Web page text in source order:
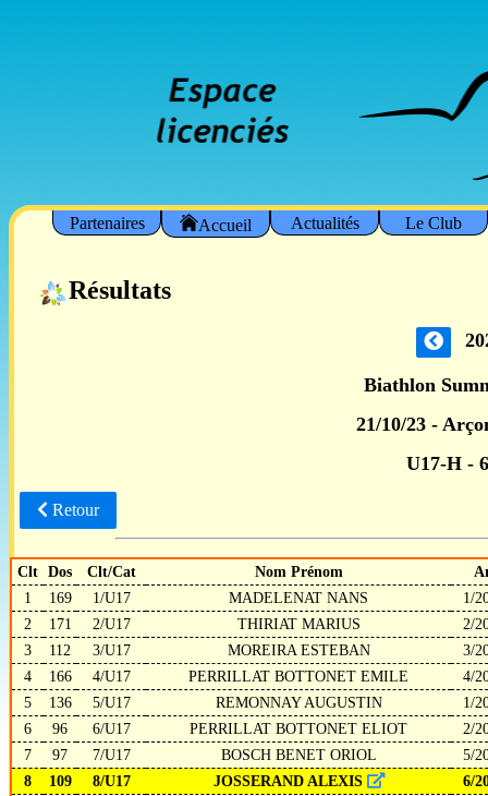
Partenaires Accueil Actualités Le Club
Résultats
Biathlon
21/10/23 -
U17-H -
Retour
Clt Dos Clt/Cat Nom Prénom
1
169 1/U17 MADELENAT NANS
1/
2
171 2/U17 THIRIAT MARIUS
2/
3
112 3/U17 MOREIRA ESTEBAN
3/
4
166 4/U17 PERRILLAT BOTTONET EMILE
4/
5
136 5/U17 REMONNAY AUGUSTIN
1/
6
96 6/U17 PERRILLAT BOTTONET ELIOT
2/
7
97 7/U17 BOSCH BENET ORIOL
5/
8
109 8/U17 JOSSERAND ALEXIS
6/